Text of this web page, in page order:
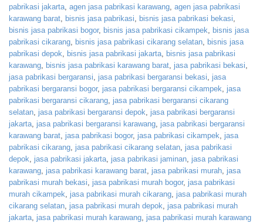
pabrikasi jakarta agen jasa pabrikasi karawang agen jasa pabrikasi
karawang barat
bisnis jasa pabrikasi bisnis jasa pabrikasi bekasi
bisnis jasa pabrikasi bogor, bisnis jasa pabrikasi cikampek
bisnis jasa
pabrikasi cikarang
bisnis jasa pabrikasi cikarang selatan
bisnis jasa
pabrikasi depok
bisnis jasa pabrikasi jakarta
bisnis jasa pabrikasi
karawang
bisnis jasa pabrikasi karawang barat jasa pabrikasi bekasi
jasa pabrikasi bergaransi
jasa pabrikasi bergaransi bekasi
jasa
pabrikasi bergaransi bogor, jasa pabrikasi bergaransi cikampek
jasa
pabrikasi bergaransi cikarang jasa pabrikasi bergaransi cikarang
selatan jasa pabrikasi bergaransi depok
jasa pabrikasi bergaransi
jakarta jasa pabrikasi bergaransi karawang jasa pabrikasi bergaransi
karawang barat jasa pabrikasi bogor, jasa pabrikasi cikampek
jasa
pabrikasi cikarang jasa pabrikasi cikarang selatan jasa pabrikasi
depok
jasa pabrikasi jakarta jasa pabrikasi jaminan jasa pabrikasi
karawang jasa pabrikasi karawang barat jasa pabrikasi murah jasa
pabrikasi murah bekasi
jasa pabrikasi murah bogor, jasa pabrikasi
murah cikampek
jasa pabrikasi murah cikarang jasa pabrikasi murah
cikarang selatan jasa pabrikasi murah depok
jasa pabrikasi murah
jakarta jasa pabrikasi murah karawang jasa pabrikasi murah karawang